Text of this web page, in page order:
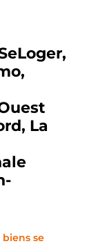
La
biens se